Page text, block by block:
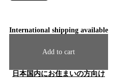
International shipping available
Add to cart
日本国内にお住まいの方向け